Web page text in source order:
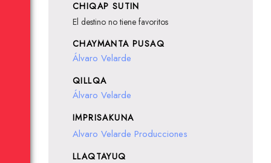
CHIQAP SUTIN
El destino no tiene favoritos
CHAYMANTA PUSAQ
Álvaro Velarde
QILLQA
Álvaro Velarde
IMPRISAKUNA
Alvaro Velarde Producciones
LLAQTAYUQ